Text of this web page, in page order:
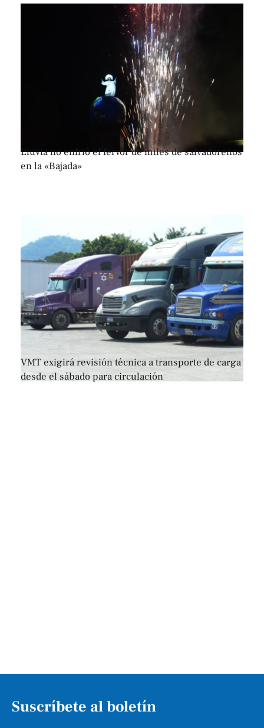
Lluvia no enfrió el fervor de miles de salvadoreños
en la «Bajada»
VMT exigirá revisión técnica a transporte de carga
desde el sábado para circulación
Suscríbete al boletín